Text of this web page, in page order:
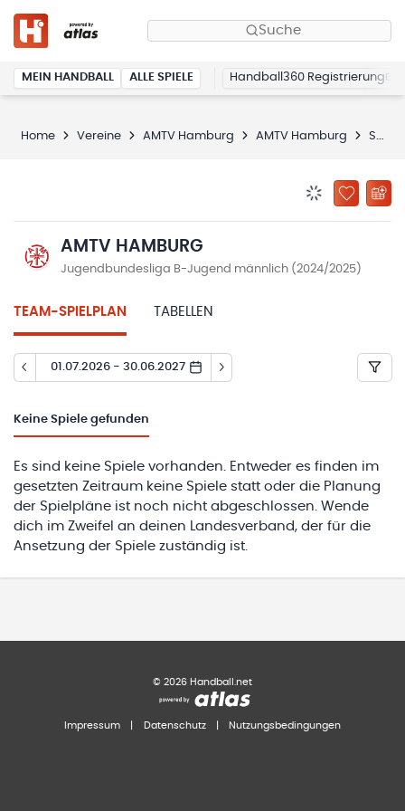
Suche
MEIN HANDBALL ALLE SPIELE Handball360 Registrierung
Home Vereine AMTV Hamburg AMTV Hamburg Spielplan
ZU
AMTV HAMBURG
Jugendbundesliga B-Jugend männlich (2024/2025)
TEAM-SPIELPLAN TABELLEN
01.07.2026 - 30.06.2027
Keine Spiele gefunden
Es sind keine Spiele vorhanden. Entweder es finden im
gesetzten Zeitraum keine Spiele statt oder die Planung
der Spielpläne ist noch nicht abgeschlossen. Wende
dich im Zweifel an deinen Landesverband, der für die
Ansetzung der Spiele zuständig ist.
© 2026 Handball.net
Impressum Datenschutz Nutzungsbedingungen